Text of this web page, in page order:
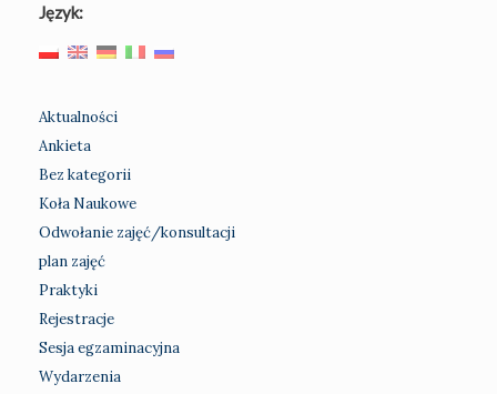
Język:
Aktualności
Ankieta
Bez kategorii
Koła Naukowe
Odwołanie zajęć/konsultacji
plan zajęć
Praktyki
Rejestracje
Sesja egzaminacyjna
Wydarzenia